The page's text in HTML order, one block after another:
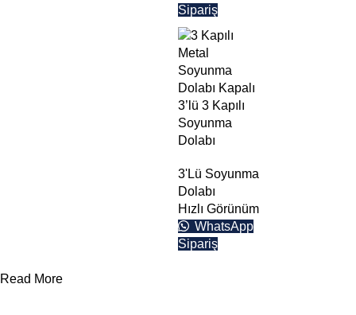
Sipariş
3’lü 3 Kapılı
Soyunma
Dolabı
3'Lü Soyunma
Dolabı
Hızlı Görünüm
WhatsApp
Sipariş
Read More